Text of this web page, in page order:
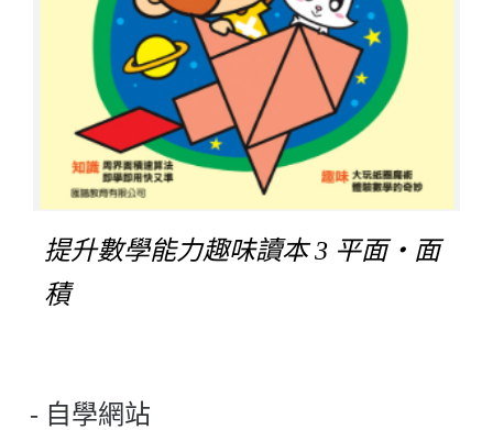
提升數學能力趣味讀本 3 平面‧面
積
- 自學網站